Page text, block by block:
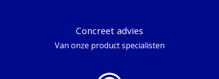
Concreet advies
Van onze product specialisten